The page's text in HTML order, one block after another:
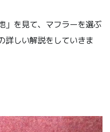
」を見て、マフラーを選ぶ
詳しい解説をしていきま